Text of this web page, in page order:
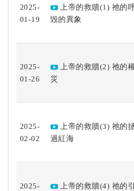
2025-
01-19
上帝的救贖(1) 祂的
毀的異象
2025-
01-26
上帝的救贖(2) 祂的
災
2025-
02-02
上帝的救贖(3) 祂的
過紅海
2025-
上帝的救贖(4) 祂的